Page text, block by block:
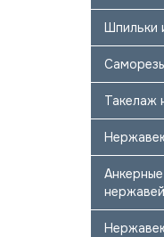
Шпильки
Такелаж